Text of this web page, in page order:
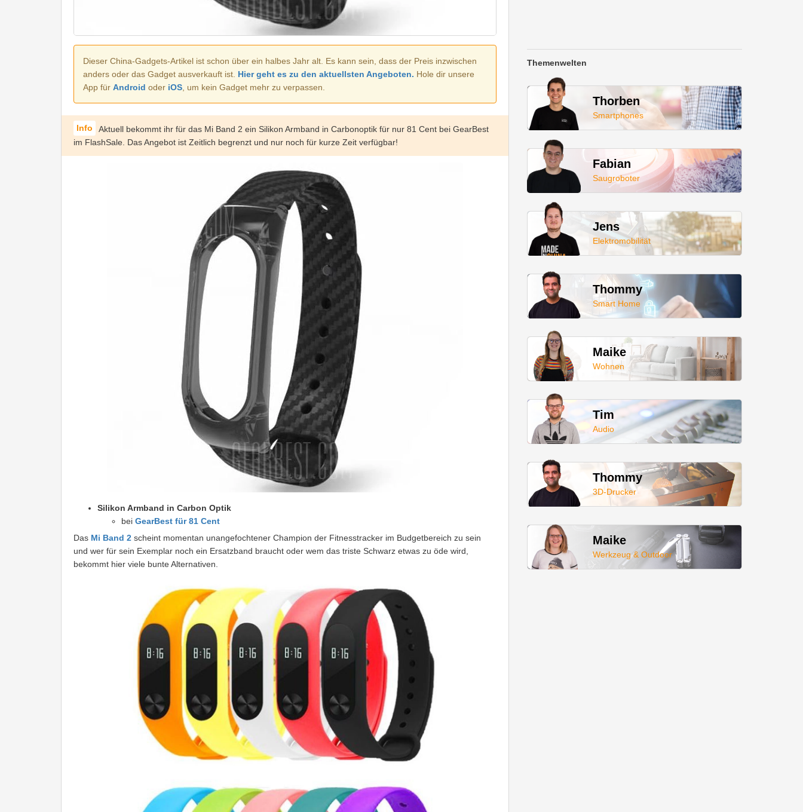
Dieser China-Gadgets-Artikel ist schon über ein halbes Jahr alt. Es kann sein, dass der Preis inzwischen
anders oder das Gadget ausverkauft ist. Hier geht es zu den aktuellsten Angeboten. Hole dir unsere
App für Android oder iOS , um kein Gadget mehr zu verpassen.
Aktuell bekommt ihr für das Mi Band 2 ein Silikon Armband in Carbonoptik für nur 81 Cent bei GearBest
im FlashSale. Das Angebot ist Zeitlich begrenzt und nur noch für kurze Zeit verfügbar!
Silikon Armband in Carbon Optik
bei GearBest für 81 Cent
Das Mi Band 2 scheint momentan unangefochtener Champion der Fitnesstracker im Budgetbereich zu sein
und wer für sein Exemplar noch ein Ersatzband braucht oder wem das triste Schwarz etwas zu öde wird,
bekommt hier viele bunte Alternativen.
Themenwelten
Thorben
Smartphones
Fabian
Saugroboter
Jens
Elektromobilität
Thommy
Smart Home
Maike
Wohnen
Tim
Audio
Thommy
3D-Drucker
Maike
Werkzeug & Outdoor